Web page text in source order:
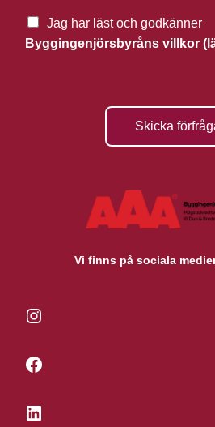
Jag har läst och godkänner
Byggingenjörsbyråns villkor
Skicka
Vi finns på sociala
Instagram
Facebook
LinkedIn